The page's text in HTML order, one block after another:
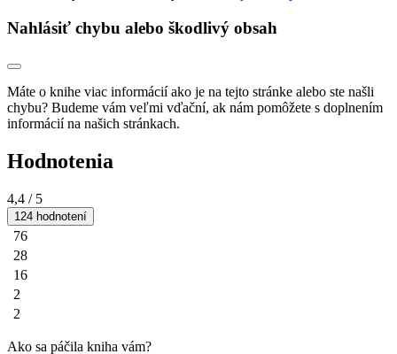
Nahlásiť chybu alebo škodlivý obsah
Máte o knihe viac informácií ako je na tejto stránke alebo ste našli
chybu? Budeme vám veľmi vďační, ak nám pomôžete s doplnením
informácií na našich stránkach.
Hodnotenia
4,4 / 5
124 hodnotení
76
28
16
2
2
Ako sa páčila kniha vám?